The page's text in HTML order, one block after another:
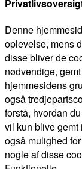
Denne
oplevelse, mens
disse bliver de
nødvendige,
hjemmesidens
også
forstå, hvordan
vil kun blive gemt
også mulighed
nogle af disse